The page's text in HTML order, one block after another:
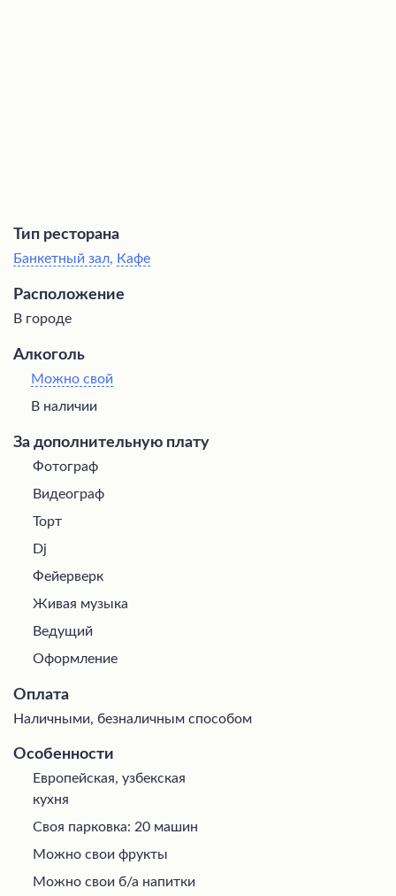
Тип ресторана
Банкетный зал, Кафе
Расположение
В городе
Алкоголь
Можно свой
В наличии
За дополнительную плату
Фотограф
Видеограф
Торт
Dj
Фейерверк
Живая музыка
Ведущий
Оформление
Оплата
Наличными, безналичным способом
Особенности
Европейская, узбекская
кухня
Своя парковка: 20 машин
Можно свои фрукты
Можно свои б/а напитки